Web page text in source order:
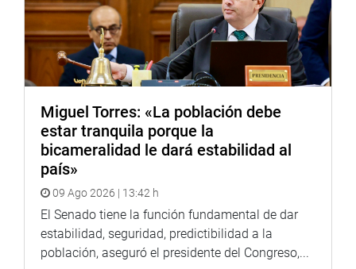
Miguel Torres: «La población debe
estar tranquila porque la
bicameralidad le dará estabilidad al
país»
09 Ago 2026 | 13:42 h
El Senado tiene la función fundamental de dar
estabilidad, seguridad, predictibilidad a la
población, aseguró el presidente del Congreso,...